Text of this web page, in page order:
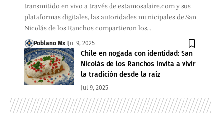
transmitido en vivo a través de estamosalaire.com y sus
plataformas digitales, las autoridades municipales de San
Nicolás de los Ranchos compartieron los…
Poblano Mx Jul 9, 2025
Chile en nogada con identidad: San
Nicolás de los Ranchos invita a vivir
la tradición desde la raíz
Jul 9, 2025